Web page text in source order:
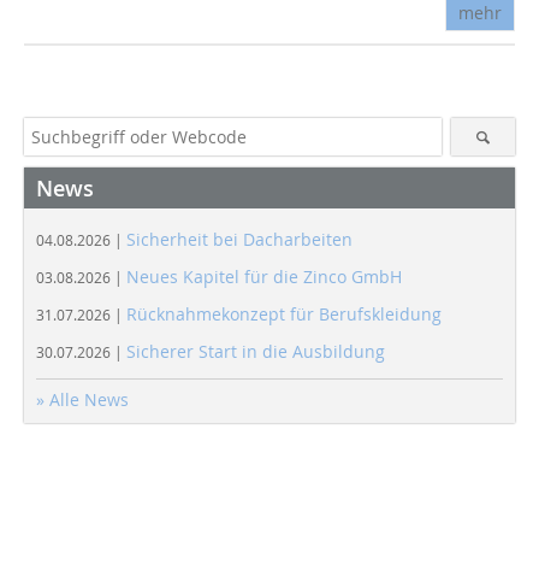
mehr
News
04.08.2026 | Sicherheit bei Dacharbeiten
03.08.2026 | Neues Kapitel für die Zinco GmbH
31.07.2026 | Rücknahmekonzept für Berufskleidung
30.07.2026 | Sicherer Start in die Ausbildung
» Alle News